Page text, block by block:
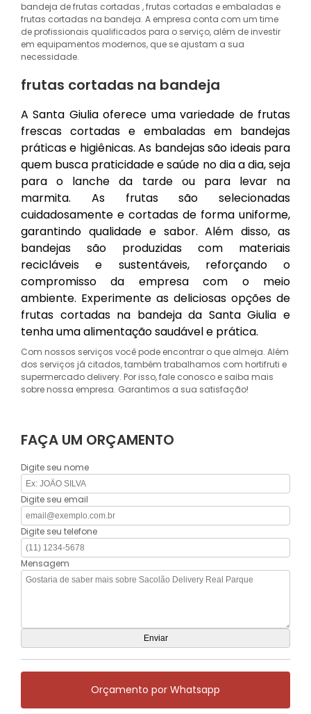
bandeja de frutas cortadas , frutas cortadas e embaladas e
frutas cortadas na bandeja. A empresa conta com um time
de profissionais qualificados para o serviço, além de investir
em equipamentos modernos, que se ajustam a sua
necessidade.
frutas cortadas na bandeja
A Santa Giulia oferece uma variedade de frutas
frescas cortadas e embaladas em bandejas
práticas e higiênicas. As bandejas são ideais para
quem busca praticidade e saúde no dia a dia, seja
para o lanche da tarde ou para levar na
marmita. As frutas são selecionadas
cuidadosamente e cortadas de forma uniforme,
garantindo qualidade e sabor. Além disso, as
bandejas são produzidas com materiais
recicláveis e sustentáveis, reforçando o
compromisso da empresa com o meio
ambiente. Experimente as deliciosas opções de
frutas cortadas na bandeja da Santa Giulia e
tenha uma alimentação saudável e prática.
Com nossos serviços você pode encontrar o que almeja. Além
dos serviços já citados, também trabalhamos com hortifruti e
supermercado delivery. Por isso, fale conosco e saiba mais
sobre nossa empresa. Garantimos a sua satisfação!
FAÇA UM ORÇAMENTO
Digite seu nome
Digite seu email
Digite seu telefone
Mensagem
Orçamento por Whatsapp